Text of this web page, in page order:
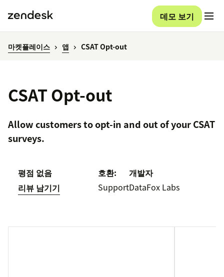
데모 보기
마켓플레이스 앱 CSAT Opt-out
CSAT Opt-out
Allow customers to opt-in and out of your CSAT
surveys.
평점 없음
리뷰 남기기
호환:
Support
개발자
DataFox Labs